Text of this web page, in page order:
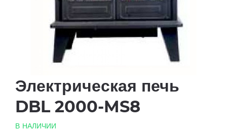
Электрическая печь
DBL 2000-MS8
В НАЛИЧИИ